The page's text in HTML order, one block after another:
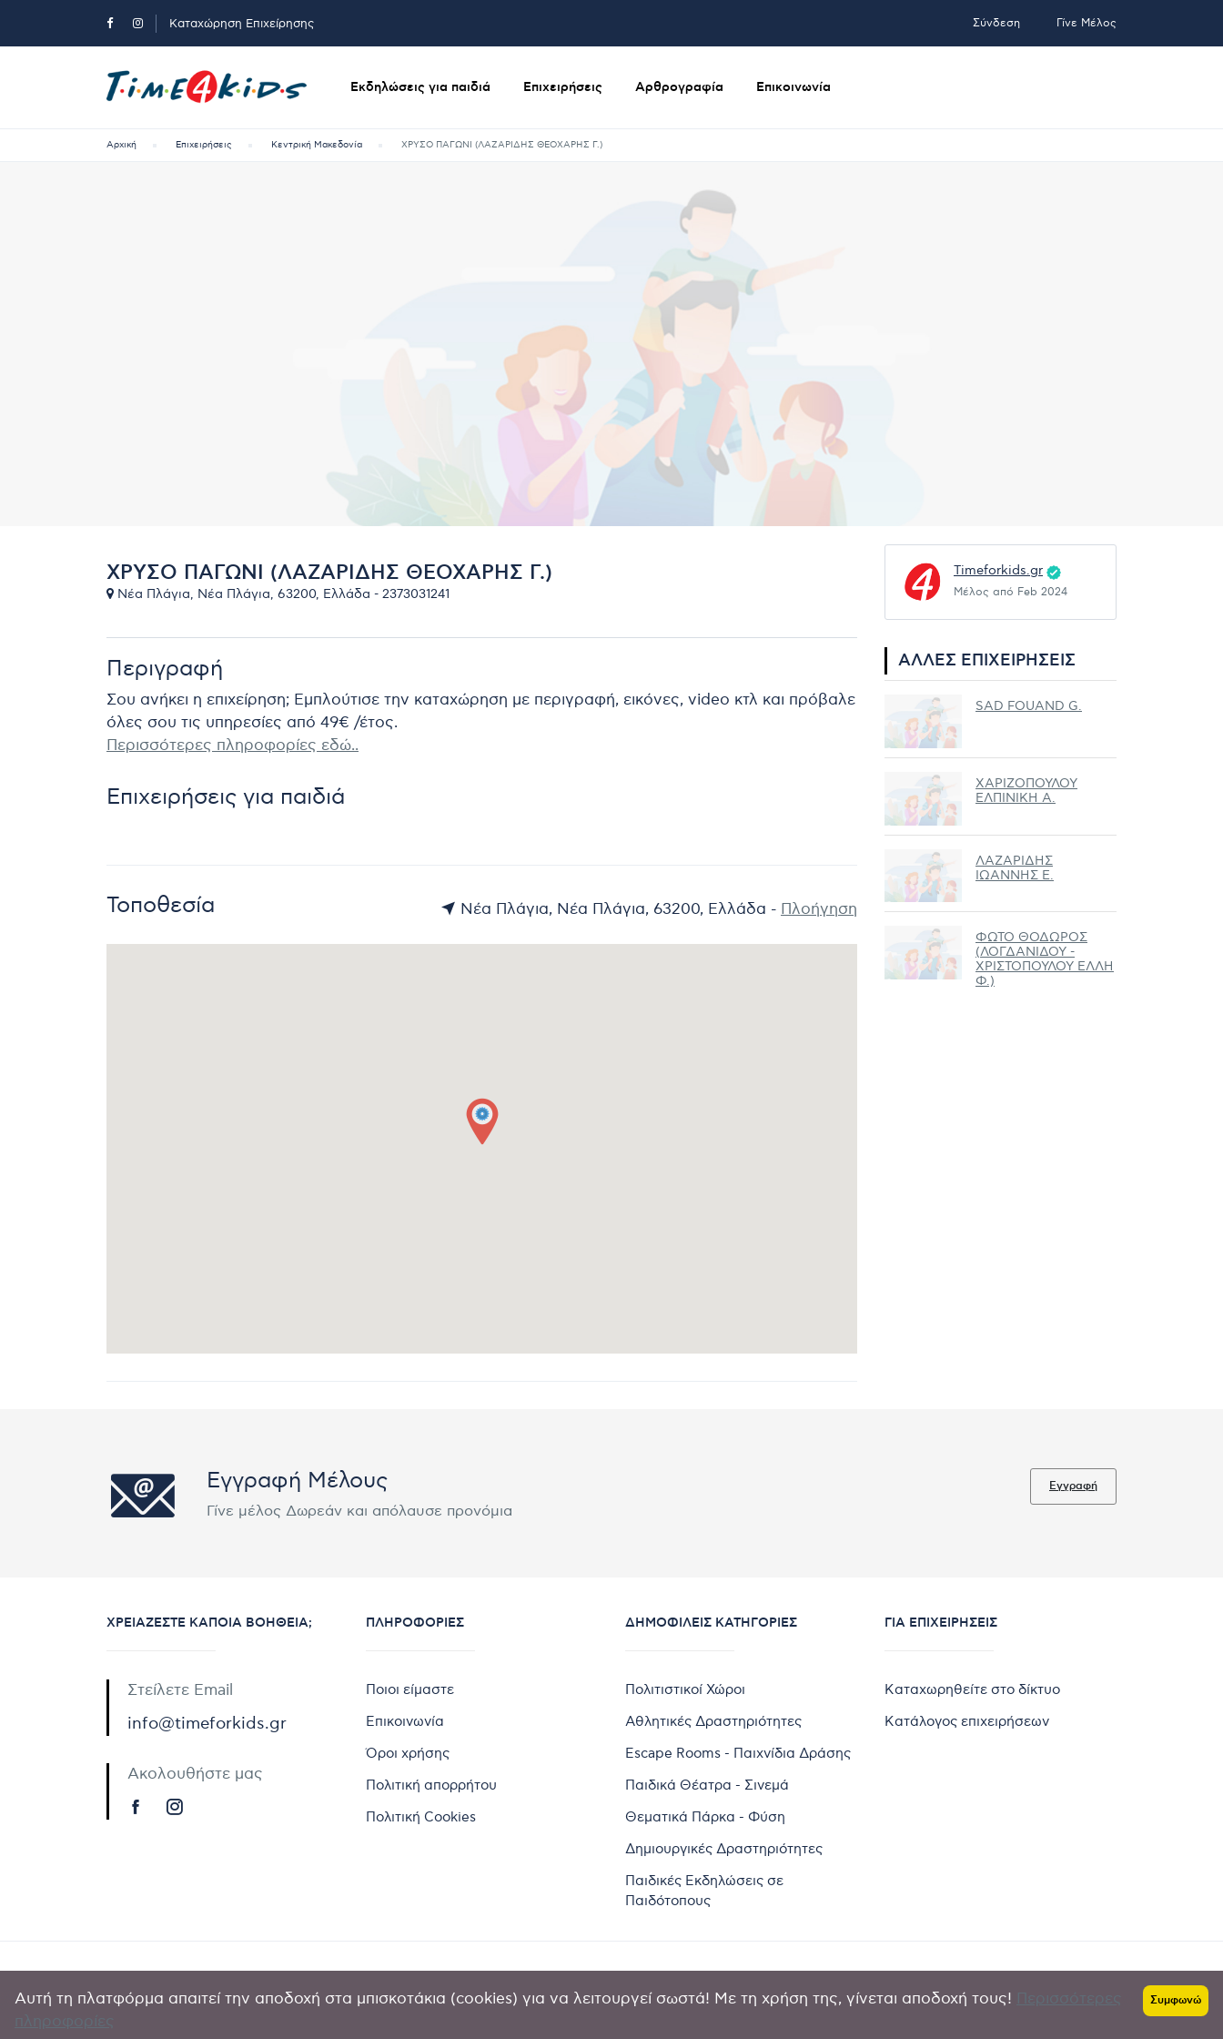
Καταχώρηση Επιχείρησης Σύνδεση Γίνε Μέλος
Εκδηλώσεις για παιδιά Επιχειρήσεις Αρθρογραφία Επικοινωνία
Αρχική Επιχειρήσεις Κεντρική Μακεδονία ΧΡΥΣΟ ΠΑΓΩΝΙ (ΛΑΖΑΡΙΔΗΣ ΘΕΟΧΑΡΗΣ Γ.)
ΧΡΥΣΟ ΠΑΓΩΝΙ (ΛΑΖΑΡΙΔΗΣ ΘΕΟΧΑΡΗΣ Γ.)
Νέα Πλάγια, Νέα Πλάγια, 63200, Ελλάδα - 2373031241
Περιγραφή
Σου ανήκει η επιχείρηση; Εμπλούτισε την καταχώρηση με περιγραφή, εικόνες, video κτλ και πρόβαλε
όλες σου τις υπηρεσίες από 49€ /έτος.
Περισσότερες πληροφορίες εδώ..
Επιχειρήσεις για παιδιά
Τοποθεσία Νέα Πλάγια, Νέα Πλάγια, 63200, Ελλάδα - Πλοήγηση
Timeforkids.gr
Μέλος από Feb 2024
ΆΛΛΕΣ ΕΠΙΧΕΙΡΉΣΕΙΣ
SAD FOUAND G.
ΧΑΡΙΖΟΠΟΥΛΟΥ
ΕΛΠΙΝΙΚΗ Α.
ΛΑΖΑΡΙΔΗΣ
ΙΩΑΝΝΗΣ Ε.
ΦΩΤΟ ΘΟΔΩΡΟΣ
(ΛΟΓΔΑΝΙΔΟΥ -
ΧΡΙΣΤΟΠΟΥΛΟΥ ΕΛΛΗ
Φ.)
Εγγραφή Μέλους
Γίνε μέλος Δωρεάν και απόλαυσε προνόμια
Εγγραφή
ΧΡΕΙΆΖΕΣΤΕ ΚΆΠΟΙΑ ΒΟΉΘΕΙΑ;
Στείλετε Email
info@timeforkids.gr
Ακολουθήστε μας
ΠΛΗΡΟΦΟΡΊΕΣ
Ποιοι είμαστε
Επικοινωνία
Όροι χρήσης
Πολιτική απορρήτου
Πολιτική Cookies
ΔΗΜΟΦΙΛΕΊΣ ΚΑΤΗΓΟΡΊΕΣ
Πολιτιστικοί Χώροι
Αθλητικές Δραστηριότητες
Escape Rooms - Παιχνίδια Δράσης
Παιδικά Θέατρα - Σινεμά
Θεματικά Πάρκα - Φύση
Δημιουργικές Δραστηριότητες
Παιδικές Εκδηλώσεις σε
Παιδότοπους
ΓΙΑ ΕΠΙΧΕΙΡΉΣΕΙΣ
Καταχωρηθείτε στο δίκτυο
Κατάλογος επιχειρήσεων
Copyright © 2024 by Goldensites Πολιτική απορρήτου-
Αυτή τη πλατφόρμα απαιτεί την αποδοχή στα μπισκοτάκια (cookies) για να λειτουργεί σωστά! Με τη χρήση της, γίνεται αποδοχή τους! Συμφωνώ